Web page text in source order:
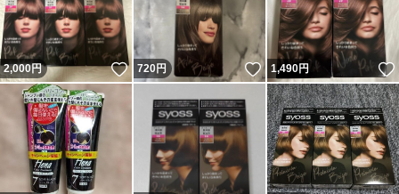
2,000円 いいね！
720円 いいね！
1,490円